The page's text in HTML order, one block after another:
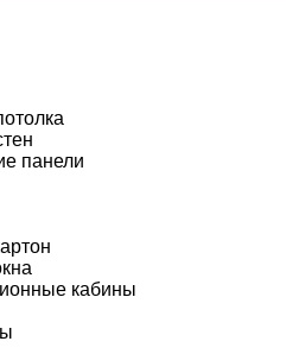
панели
кабины